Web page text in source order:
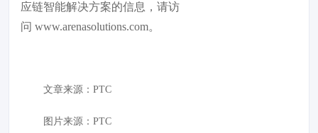
应链智能解决方案的信息，请访
问 www.arenasolutions.com。
文章来源： PTC
图片来源： PTC